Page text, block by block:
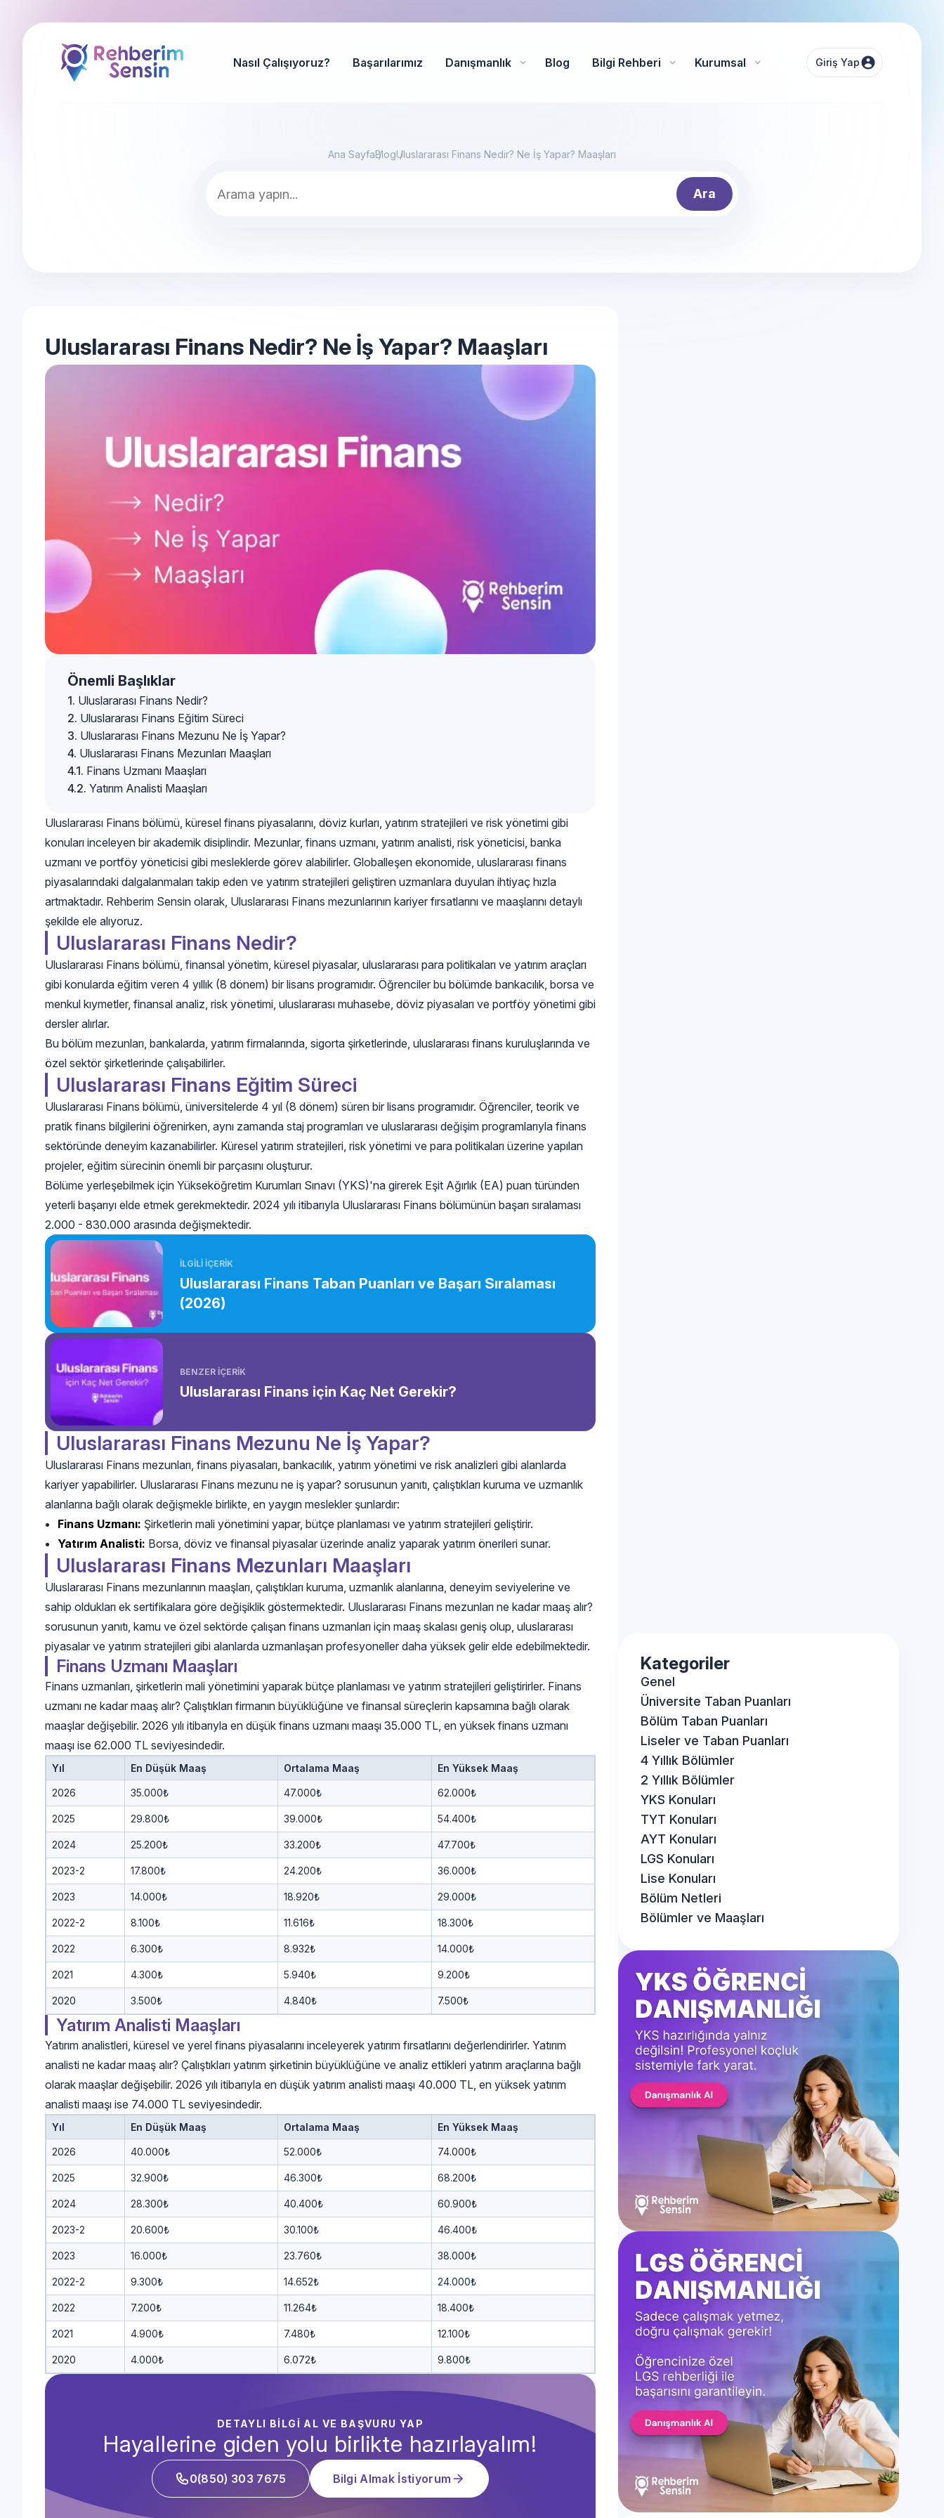
Nasıl Çalışıyoruz? Başarılarımız Danışmanlık Blog Bilgi Rehberi Kurumsal Giriş Yap
Ana SayfaBlogUluslararası Finans Nedir? Ne İş Yapar? Maaşları
Ara
Uluslararası Finans Nedir? Ne İş Yapar? Maaşları
Önemli Başlıklar
Uluslararası Finans Nedir?
Uluslararası Finans Eğitim Süreci
Uluslararası Finans Mezunu Ne İş Yapar?
Uluslararası Finans Mezunları Maaşları
Finans Uzmanı Maaşları
Yatırım Analisti Maaşları
Uluslararası Finans bölümü, küresel finans piyasalarını, döviz kurları, yatırım stratejileri ve risk yönetimi gibi
konuları inceleyen bir akademik disiplindir. Mezunlar, finans uzmanı, yatırım analisti, risk yöneticisi, banka
uzmanı ve portföy yöneticisi gibi mesleklerde görev alabilirler. Globalleşen ekonomide, uluslararası finans
piyasalarındaki dalgalanmaları takip eden ve yatırım stratejileri geliştiren uzmanlara duyulan ihtiyaç hızla
artmaktadır. Rehberim Sensin olarak, Uluslararası Finans mezunlarının kariyer fırsatlarını ve maaşlarını detaylı
şekilde ele alıyoruz.
Uluslararası Finans Nedir?
Uluslararası Finans bölümü, finansal yönetim, küresel piyasalar, uluslararası para politikaları ve yatırım araçları
gibi konularda eğitim veren 4 yıllık (8 dönem) bir lisans programıdır. Öğrenciler bu bölümde bankacılık, borsa ve
menkul kıymetler, finansal analiz, risk yönetimi, uluslararası muhasebe, döviz piyasaları ve portföy yönetimi gibi
dersler alırlar.
Bu bölüm mezunları, bankalarda, yatırım firmalarında, sigorta şirketlerinde, uluslararası finans kuruluşlarında ve
özel sektör şirketlerinde çalışabilirler.
Uluslararası Finans Eğitim Süreci
Uluslararası Finans bölümü, üniversitelerde 4 yıl (8 dönem) süren bir lisans programıdır. Öğrenciler, teorik ve
pratik finans bilgilerini öğrenirken, aynı zamanda staj programları ve uluslararası değişim programlarıyla finans
sektöründe deneyim kazanabilirler. Küresel yatırım stratejileri, risk yönetimi ve para politikaları üzerine yapılan
projeler, eğitim sürecinin önemli bir parçasını oluşturur.
Bölüme yerleşebilmek için Yükseköğretim Kurumları Sınavı (YKS)'na girerek Eşit Ağırlık (EA) puan türünden
yeterli başarıyı elde etmek gerekmektedir. 2024 yılı itibarıyla Uluslararası Finans bölümünün başarı sıralaması
2.000 - 830.000 arasında değişmektedir.
İLGİLİ İÇERİK
Uluslararası Finans Taban Puanları ve Başarı Sıralaması
(2026)
BENZER İÇERİK
Uluslararası Finans için Kaç Net Gerekir?
Uluslararası Finans Mezunu Ne İş Yapar?
Uluslararası Finans mezunları, finans piyasaları, bankacılık, yatırım yönetimi ve risk analizleri gibi alanlarda
kariyer yapabilirler. Uluslararası Finans mezunu ne iş yapar? sorusunun yanıtı, çalıştıkları kuruma ve uzmanlık
alanlarına bağlı olarak değişmekle birlikte, en yaygın meslekler şunlardır:
Finans Uzmanı: Şirketlerin mali yönetimini yapar, bütçe planlaması ve yatırım stratejileri geliştirir.
Yatırım Analisti: Borsa, döviz ve finansal piyasalar üzerinde analiz yaparak yatırım önerileri sunar.
Uluslararası Finans Mezunları Maaşları
Uluslararası Finans mezunlarının maaşları, çalıştıkları kuruma, uzmanlık alanlarına, deneyim seviyelerine ve
sahip oldukları ek sertifikalara göre değişiklik göstermektedir. Uluslararası Finans mezunları ne kadar maaş alır?
sorusunun yanıtı, kamu ve özel sektörde çalışan finans uzmanları için maaş skalası geniş olup, uluslararası
piyasalar ve yatırım stratejileri gibi alanlarda uzmanlaşan profesyoneller daha yüksek gelir elde edebilmektedir.
Finans Uzmanı Maaşları
Finans uzmanları, şirketlerin mali yönetimini yaparak bütçe planlaması ve yatırım stratejileri geliştirirler. Finans
uzmanı ne kadar maaş alır? Çalıştıkları firmanın büyüklüğüne ve finansal süreçlerin kapsamına bağlı olarak
maaşlar değişebilir. 2026 yılı itibarıyla en düşük finans uzmanı maaşı 35.000 TL, en yüksek finans uzmanı
maaşı ise 62.000 TL seviyesindedir.
Yıl En Düşük Maaş Ortalama Maaş En Yüksek Maaş
2026 35.000₺ 47.000₺ 62.000₺
2025 29.800₺ 39.000₺ 54.400₺
2024 25.200₺ 33.200₺ 47.700₺
2023-2 17.800₺ 24.200₺ 36.000₺
2023 14.000₺ 18.920₺ 29.000₺
2022-2 8.100₺ 11.616₺ 18.300₺
2022 6.300₺ 8.932₺ 14.000₺
2021 4.300₺ 5.940₺ 9.200₺
2020 3.500₺ 4.840₺ 7.500₺
Yatırım Analisti Maaşları
Yatırım analistleri, küresel ve yerel finans piyasalarını inceleyerek yatırım fırsatlarını değerlendirirler. Yatırım
analisti ne kadar maaş alır? Çalıştıkları yatırım şirketinin büyüklüğüne ve analiz ettikleri yatırım araçlarına bağlı
olarak maaşlar değişebilir. 2026 yılı itibarıyla en düşük yatırım analisti maaşı 40.000 TL, en yüksek yatırım
analisti maaşı ise 74.000 TL seviyesindedir.
Yıl En Düşük Maaş Ortalama Maaş En Yüksek Maaş
2026 40.000₺ 52.000₺ 74.000₺
2025 32.900₺ 46.300₺ 68.200₺
2024 28.300₺ 40.400₺ 60.900₺
2023-2 20.600₺ 30.100₺ 46.400₺
2023 16.000₺ 23.760₺ 38.000₺
2022-2 9.300₺ 14.652₺ 24.000₺
2022 7.200₺ 11.264₺ 18.400₺
2021 4.900₺ 7.480₺ 12.100₺
2020 4.000₺ 6.072₺ 9.800₺
DETAYLI BİLGİ AL VE BAŞVURU YAP
Hayallerine giden yolu birlikte hazırlayalım!
0(850) 303 7675 Bilgi Almak İstiyorum
Kategoriler
Genel
Üniversite Taban Puanları
Bölüm Taban Puanları
Liseler ve Taban Puanları
4 Yıllık Bölümler
2 Yıllık Bölümler
YKS Konuları
TYT Konuları
AYT Konuları
LGS Konuları
Lise Konuları
Bölüm Netleri
Bölümler ve Maaşları